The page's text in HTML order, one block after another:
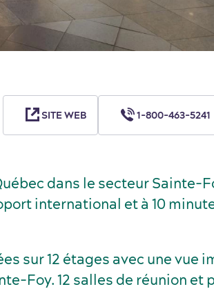
SITE WEB 1-800-463-5241
dans le secteur Sainte-
international et à 10
sur 12 étages avec une vue
Foy. 12 salles de réunion et